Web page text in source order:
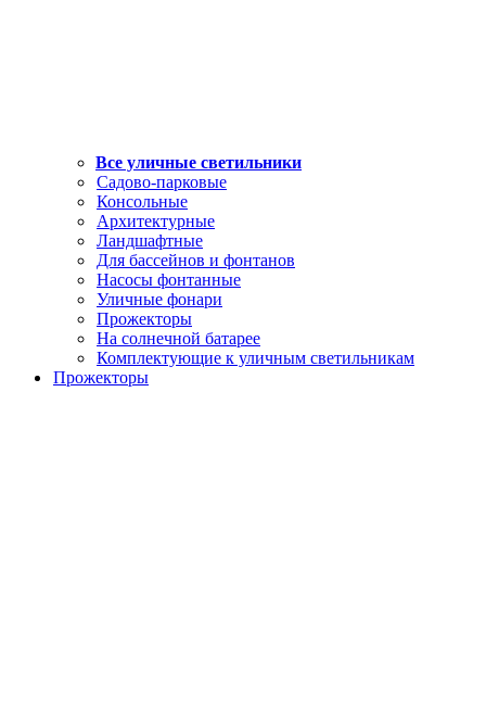
Все уличные светильники
Садово-парковые
Консольные
Архитектурные
Ландшафтные
Для бассейнов и фонтанов
Насосы фонтанные
Уличные фонари
Прожекторы
На солнечной батарее
Комплектующие к уличным светильникам
Прожекторы